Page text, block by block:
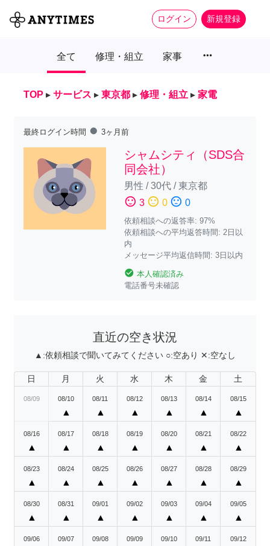
ログイン 新規登録
全て 修理・組立 家事 more_horiz
TOP ▸ サービス ▸ 東京都 ▸ 修理・組立 ▸ 家電
最終ログイン時間 fiber_manual_record 3ヶ月前
シャムシティ（SDS合
同会社）
男性 /30代/東京都
sentiment_satisfied 3 sentiment_neutral 0 sentiment_dissatisfied 0
依頼相談への返答率: 97%
依頼相談への平均返答時間: 2日以
内
メッセージ平均返信時間: 3日以内
check_circle 本人確認済み
電話番号未確認
直近の空き状況
▲:依頼相談で聞いてみてください ○:空あり ✕:空なし
日 月 火 水 木 金 土
08/09 08/10
▲
08/11
▲
08/12
▲
08/13
▲
08/14
▲
08/15
▲
08/16
▲
08/17
▲
08/18
▲
08/19
▲
08/20
▲
08/21
▲
08/22
▲
08/23
▲
08/24
▲
08/25
▲
08/26
▲
08/27
▲
08/28
▲
08/29
▲
08/30
▲
08/31
▲
09/01
▲
09/02
▲
09/03
▲
09/04
▲
09/05
▲
09/06 09/07 09/08 09/09 09/10 09/11 09/12